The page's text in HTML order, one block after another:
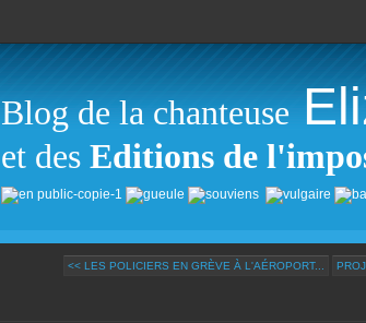
Blog de la chanteuse
et des Editions de
<< LES POLICIERS EN GRÈVE À L'AÉROPORT...